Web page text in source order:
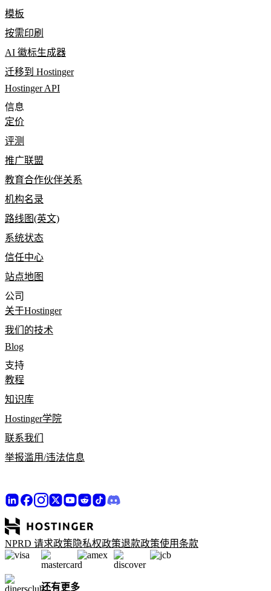
模板
按需印刷
AI 徽标生成器
迁移到 Hostinger
Hostinger API
信息
定价
评测
推广联盟
教育合作伙伴关系
机构名录
路线图(英文)
系统状态
信任中心
站点地图
公司
关于Hostinger
我们的技术
Blog
支持
教程
知识库
Hostinger学院
联系我们
举报滥用/违法信息
NPRD 请求政策 隐私权政策退款政策使用条款
还有更多